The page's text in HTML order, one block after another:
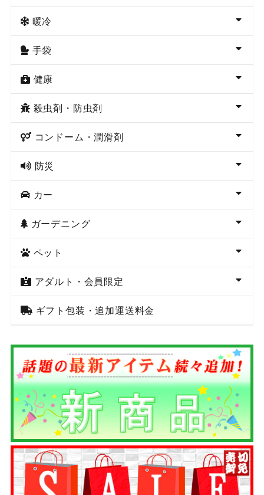
暖冷
手袋
健康
殺虫剤・防虫剤
コンドーム・潤滑剤
防災
カー
ガーデニング
ペット
アダルト・会員限定
ギフト包装・追加運送料金